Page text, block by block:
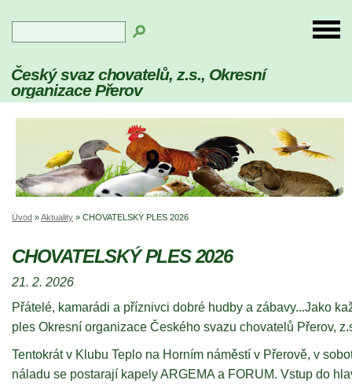
Český svaz chovatelů, z.s., Okresní
organizace Přerov
Úvod »Aktuality » CHOVATELSKÝ PLES 2026
CHOVATELSKÝ PLES 2026
21. 2. 2026
Přátelé, kamarádi a příznivci dobré hudby a zábavy...Jako
ples Okresní organizace Českého svazu chovatelů Přerov,
Tentokrát v Klubu Teplo na Horním náměstí v Přerově, v
náladu se postarají kapely ARGEMA a FORUM. Vstup do